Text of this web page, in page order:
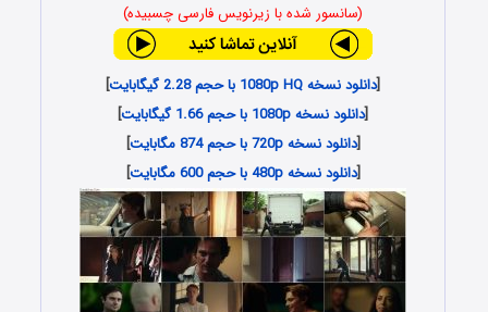
(سانسور شده با زیرنویس فارسی چسبیده)
[دانلود نسخه 1080p HQ با حجم 2.28 گیگابایت
]
[دانلود نسخه 1080p با حجم 1.66 گیگابایت
]
[دانلود نسخه 720p با حجم 874 مگابایت
]
[دانلود نسخه 480p با حجم 600 مگابایت ]